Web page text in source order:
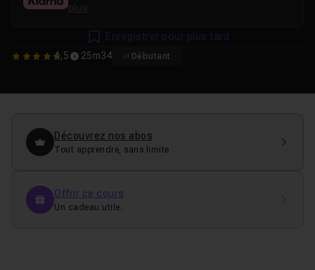
4.5 4,5 25m34 Débutant
plus
Enregistrer pour plus tard
Découvrez nos abos
Tout apprendre, sans limite
Offrir ce cours
Un cadeau utile.